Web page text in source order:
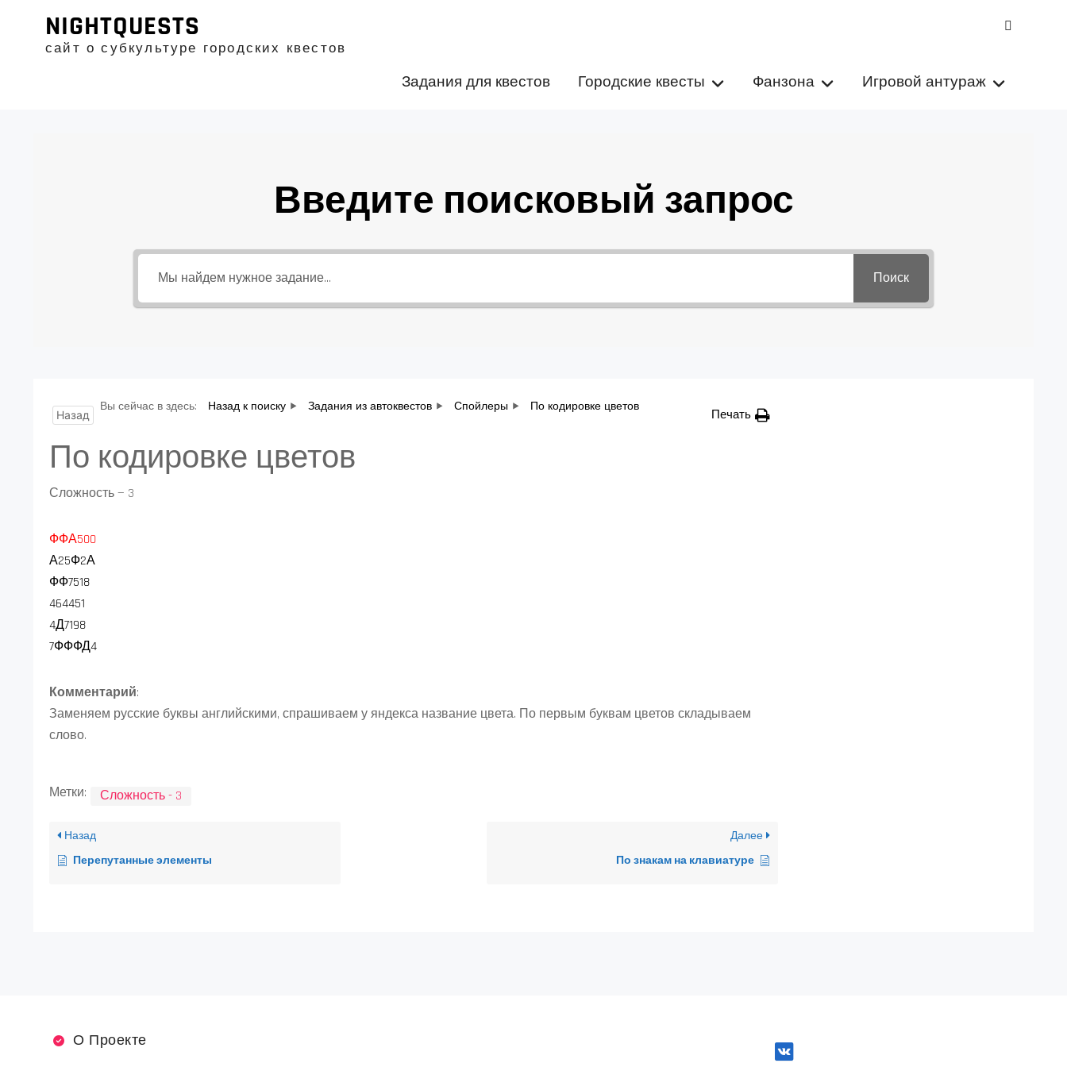
содержимому
NIGHTQUESTS
сайт о субкультуре городских квестов
Задания для квестов Городские квесты Фанзона Игровой антураж
Введите поисковый запрос
Поиск
Назад
Вы сейчас в здесь: Назад к поиску Задания из автоквестов Спойлеры По кодировке цветов
Печать
По кодировке цветов
Сложность — 3
ФФА500
А25Ф2А
ФФ7518
464451
4Д7198
7ФФФД4
Комментарий:
Заменяем русские буквы английскими, спрашиваем у яндекса название цвета. По первым буквам цветов складываем
слово.
Метки: Сложность - 3
Назад
Перепутанные элементы
Далее
По знакам на клавиатуре
О Проекте